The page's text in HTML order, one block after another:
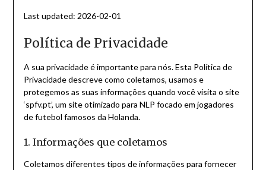
Last updated: 2026-02-01
Política de Privacidade
A sua privacidade é importante para nós. Esta Política de
Privacidade descreve como coletamos, usamos e
protegemos as suas informações quando você visita o site
‘spfv.pt’, um site otimizado para NLP focado em jogadores
de futebol famosos da Holanda.
1. Informações que coletamos
Coletamos diferentes tipos de informações para fornecer